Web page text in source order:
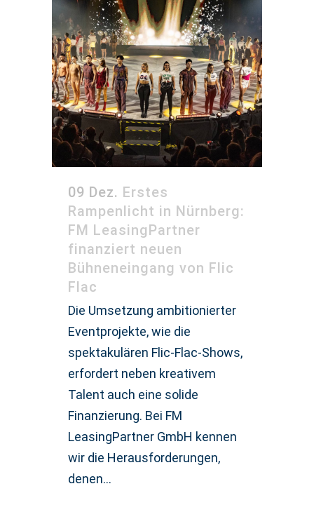
09 Dez. Erstes
Rampenlicht in Nürnberg:
FM LeasingPartner
finanziert neuen
Bühneneingang von Flic
Flac
Die Umsetzung ambitionierter
Eventprojekte, wie die
spektakulären Flic-Flac-Shows,
erfordert neben kreativem
Talent auch eine solide
Finanzierung. Bei FM
LeasingPartner GmbH kennen
wir die Herausforderungen,
denen...